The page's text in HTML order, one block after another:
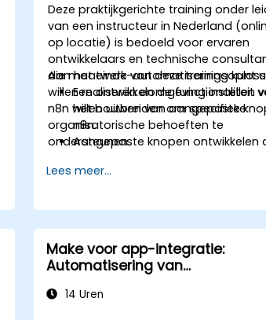
Deze praktijkgerichte training onder
van een instructeur in Nederland
op locatie) is bedoeld voor ervaren
ontwikkelaars en technische
die maatwerk-
willen realiseren en de functionaliteit
n8n willen uitbreiden om specifieke
organisatorische behoeften te
ondersteunen.
Aan het einde van deze training kunt
Een ontwikkelomgeving instellen
het bouwen van aangepaste
n8n.
Aangepaste knopen ontwikkelen
vereisten.
debuggen binnen een
Aangepaste knopen
onderhouden voor
Lees meer...
Make voor app-integratie:
Automatisering van
14 Uren